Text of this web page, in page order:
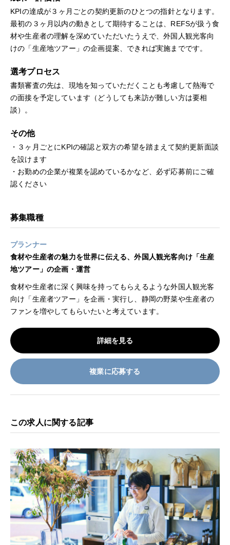
KPIの達成が３ヶ月ごとの契約更新のひとつの指針となります。
最初の３ヶ月以内の動きとして期待することは、REFSが扱う食
材や生産者の理解を深めていただいたうえで、外国人観光客向
けの「生産地ツアー」の企画提案、できれば実施までです。
選考プロセス
書類審査の先は、現地を知っていただくことも考慮して熱海で
の面接を予定しています（どうしても来訪が難しい方は要相
談）。
その他
・３ヶ月ごとにKPIの確認と双方の希望を踏まえて契約更新面談
を設けます
・お勤めの企業が複業を認めているかなど、必ず応募前にご確
認ください
募集職種
プランナー
食材や生産者の魅力を世界に伝える、外国人観光客向け「生産
地ツアー」の企画・運営
食材や生産者に深く興味を持ってもらえるような外国人観光客
向け「生産者ツアー」を企画・実行し、静岡の野菜や生産者の
ファンを増やしてもらいたいと考えています。
詳細を見る
複業に応募する
この求人に関する記事